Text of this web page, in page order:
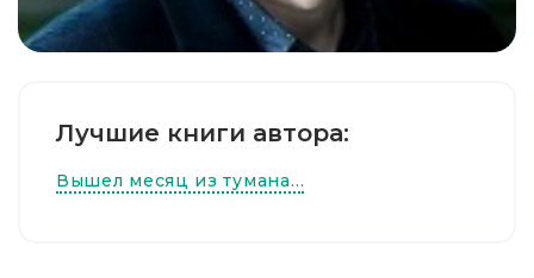
Лучшие книги автора:
Вышел месяц из тумана…